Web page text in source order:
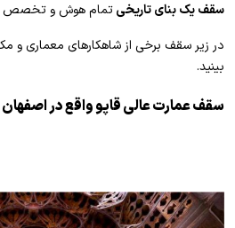
سقف یک بنای تاریخیتمام هوش و تخصص
در زیر سقف برخی از شاهکارهای معماری و
بینید.
سقف عمارت عالی قاپو واقع در اصفهان